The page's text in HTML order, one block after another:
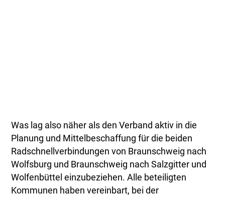
Was lag also näher als den Verband aktiv in die
Planung und Mittelbeschaffung für die beiden
Radschnellverbindungen von Braunschweig nach
Wolfsburg und Braunschweig nach Salzgitter und
Wolfenbüttel einzubeziehen. Alle beteiligten
Kommunen haben vereinbart, bei der